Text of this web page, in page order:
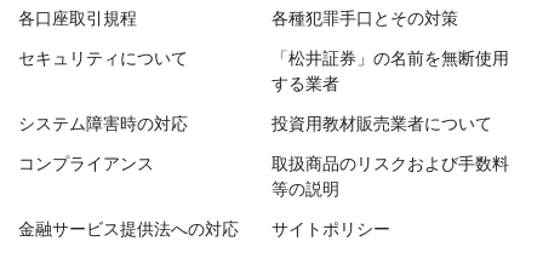
各口座取引規程 各種犯罪手口とその対策
セキュリティについて
「松井証券」の名前を無断使用
する業者
システム障害時の対応 投資用教材販売業者について
コンプライアンス
取扱商品のリスクおよび手数料
等の説明
金融サービス提供法への対応 サイトポリシー